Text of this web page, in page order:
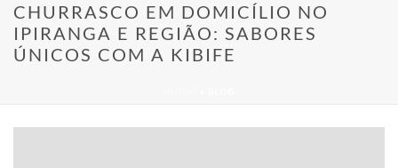
CHURRASCO EM DOMICÍLIO NO
IPIRANGA E REGIÃO: SABORES
ÚNICOS COM A KIBIFE